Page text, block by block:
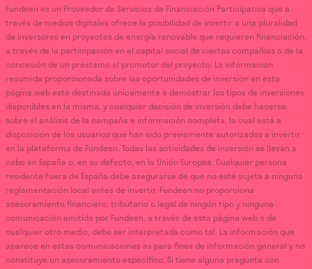
Fundeen es un Proveedor de Servicios de Financiación Participativa que a
través de medios digitales ofrece la posibilidad de invertir a una pluralidad
de inversores en proyectos de energía renovable que requieren financiación,
a través de la participación en el capital social de ciertas compañías o de la
concesión de un préstamo al promotor del proyecto. La información
resumida proporcionada sobre las oportunidades de inversión en esta
página web está destinada únicamente a demostrar los tipos de inversiones
disponibles en la misma, y cualquier decisión de inversión debe hacerse
sobre el análisis de la campaña e información completa, la cual está a
disposición de los usuarios que han sido previamente autorizados a invertir
en la plataforma de Fundeen. Todas las actividades de inversión se llevan a
cabo en España o, en su defecto, en la Unión Europea. Cualquier persona
residente fuera de España debe asegurarse de que no esté sujeta a ninguna
reglamentación local antes de invertir. Fundeen no proporciona
asesoramiento financiero, tributario o legal de ningún tipo y ninguna
comunicación emitida por Fundeen, a través de esta página web o de
cualquier otro medio, debe ser interpretada como tal. La información que
aparece en estas comunicaciones es para fines de información general y no
constituye un asesoramiento específico. Si tiene alguna pregunta con